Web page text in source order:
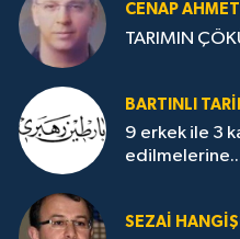
CENAP
TARIMIN
BARTINLI
9 erkek ile 3
SEZAI HANGİŞİ